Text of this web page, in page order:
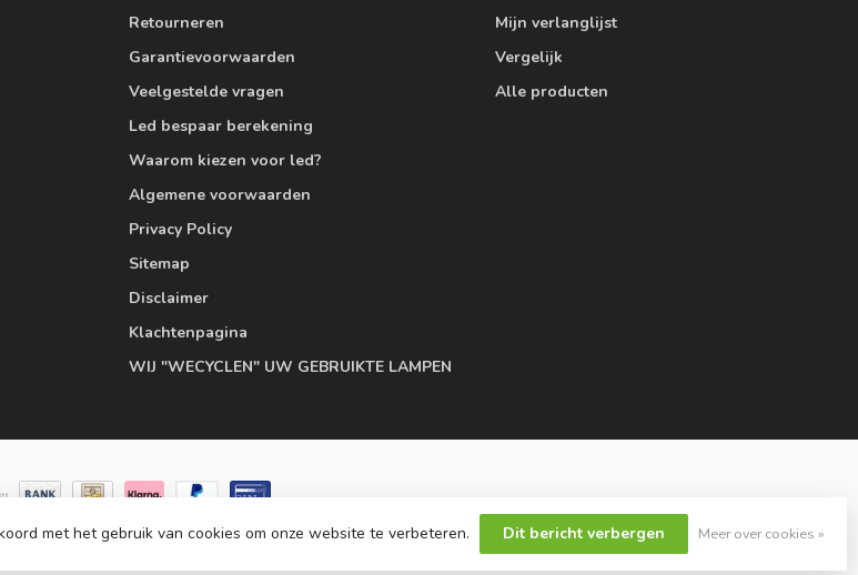
Retourneren
Garantievoorwaarden
Veelgestelde vragen
Led bespaar berekening
Waarom kiezen voor led?
Algemene voorwaarden
Privacy Policy
Sitemap
Disclaimer
Klachtenpagina
WIJ "WECYCLEN" UW GEBRUIKTE LAMPEN
Mijn verlanglijst
Vergelijk
Alle producten
2026 Ledlampaanbiedingen.nl
met het gebruik van cookies om onze website te verbeteren. Dit bericht verbergen Meer over cookies »